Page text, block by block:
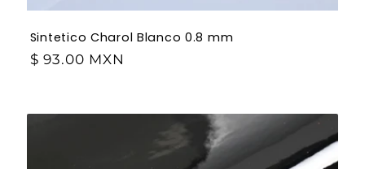
Sintetico Charol Blanco 0.8 mm
$ 93.00 MXN